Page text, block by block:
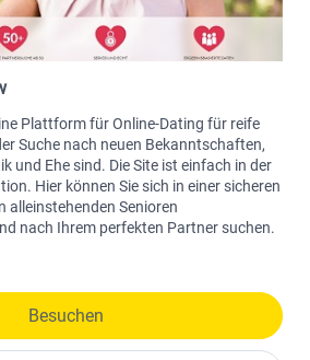
Plattform für Online-Dating für reife
Suche nach neuen Bekanntschaften,
und Ehe sind. Die Site ist einfach in der
Hier können Sie sich in einer sicheren
alleinstehenden Senioren
nach Ihrem perfekten Partner suchen.
Besuchen